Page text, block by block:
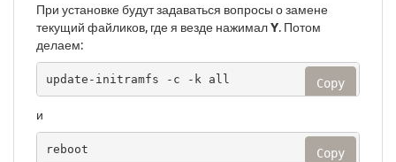
При установке будут задаваться вопросы о замене
текущий файликов, где я везде нажималY. Потом
делаем:
update-initramfs -c -k all Copy
и
reboot Copy